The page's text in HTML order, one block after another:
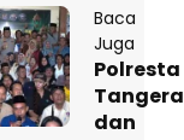
Baca
Juga
Polresta
dan